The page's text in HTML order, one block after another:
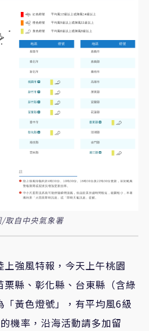
取自中央氣象署
強風特報，今天上午桃園
縣、彰化縣、台東縣（含綠
黃色燈號」，有平均風6級
機率，沿海活動請多加留